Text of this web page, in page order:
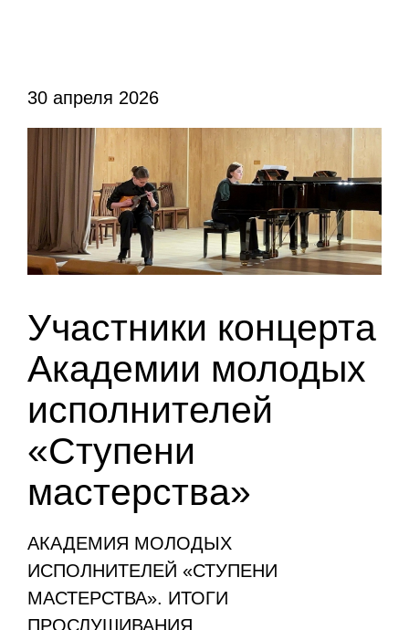
30 апреля 2026
Участники концерта
Академии молодых
исполнителей
«Ступени
мастерства»
АКАДЕМИЯ МОЛОДЫХ
ИСПОЛНИТЕЛЕЙ «СТУПЕНИ
МАСТЕРСТВА». ИТОГИ
ПРОСЛУШИВАНИЯ